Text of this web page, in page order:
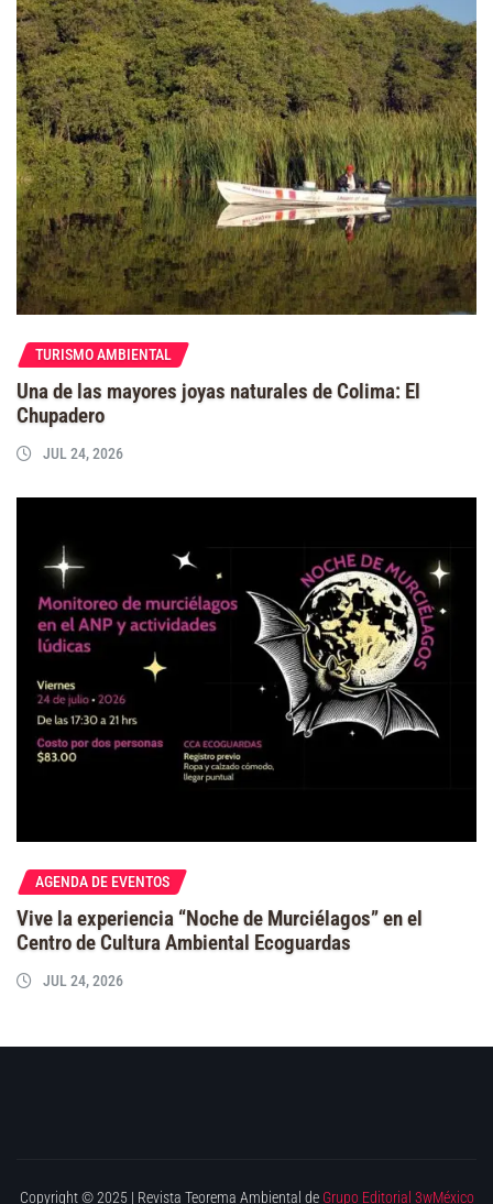
TURISMO AMBIENTAL
Una de las mayores joyas naturales de Colima: El
Chupadero
JUL 24, 2026
AGENDA DE EVENTOS
Vive la experiencia “Noche de Murciélagos” en el
Centro de Cultura Ambiental Ecoguardas
JUL 24, 2026
Copyright © 2025 | Revista Teorema Ambiental de Grupo Editorial 3wMéxico